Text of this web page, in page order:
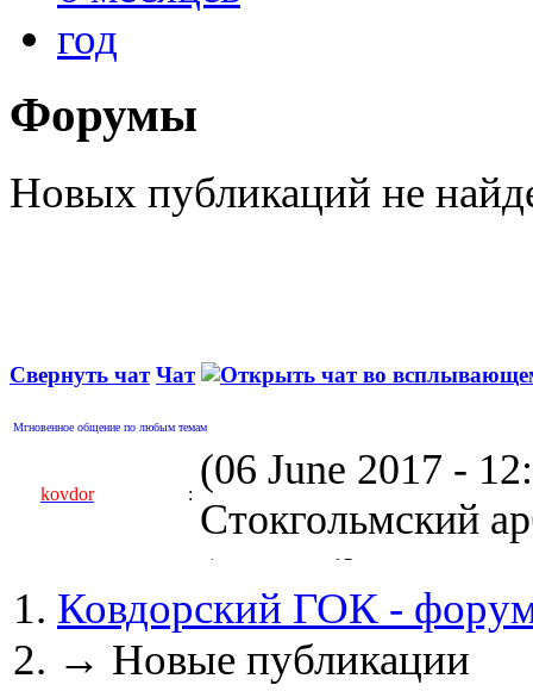
год
Форумы
Новых публикаций не
Свернуть чат Чат
Мгновенное общение по любым темам
kovdor :
(06 June 2017 -
Стокгольмский
kovdor
(05 April 2017 -
пустили
(04 March 2017 -
Ковдорский ГОК -
→ Новые публикации